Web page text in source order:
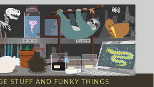
STUFF AND FUNKY THINGS